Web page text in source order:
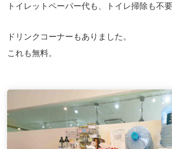
トイレットペーパー代も、トイレ掃除も不要
ドリンクコーナーもありました。
これも無料。